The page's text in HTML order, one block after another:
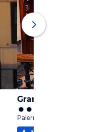
Grand Hotel
Palermo, Sizilien